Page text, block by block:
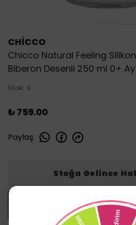
CHİCCO
Chicco Natural Feeling
Biberon Desenli 250 ml 0+ Ay
Stok: 0
₺ 759.00
Paylaş:
Stoğa Gelince